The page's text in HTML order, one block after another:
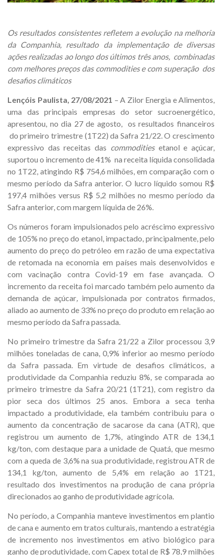
Os resultados consistentes refletem a evolução na melhoria
da Companhia, resultado da implementação de diversas
ações realizadas ao longo dos últimos três anos, combinadas
com melhores preços das commodities e com superação dos
desafios climáticos
Lençóis Paulista, 27/08/2021 – A Zilor Energia e Alimentos,
uma das principais empresas do setor sucroenergético,
apresentou, no dia 27 de agosto, os resultados financeiros
do primeiro trimestre (1T22) da Safra 21/22. O crescimento
expressivo das receitas das commoditiesetanol e açúcar,
suportou o incremento de 41% na receita líquida consolidada
no 1T22, atingindo R$ 754,6 milhões, em comparação com o
mesmo período da Safra anterior. O lucro líquido somou R$
197,4 milhões versus R$ 5,2 milhões no mesmo período da
Safra anterior, com margem líquida de 26%.
Os números foram impulsionados pelo acréscimo expressivo
de 105% no preço do etanol, impactado, principalmente, pelo
aumento do preço do petróleo em razão de uma expectativa
de retomada na economia em países mais desenvolvidos e
com vacinação contra Covid-19 em fase avançada. O
incremento da receita foi marcado também pelo aumento da
demanda de açúcar, impulsionada por contratos firmados,
aliado ao aumento de 33% no preço do produto em relação ao
mesmo período da Safra passada.
No primeiro trimestre da Safra 21/22 a Zilor processou 3,9
milhões toneladas de cana, 0,9% inferior ao mesmo período
da Safra passada. Em virtude de desafios climáticos, a
produtividade da Companhia reduziu 8%, se comparada ao
primeiro trimestre da Safra 20/21 (1T21), com registro da
pior seca dos últimos 25 anos. Embora a seca tenha
impactado a produtividade, ela também contribuiu para o
aumento da concentração de sacarose da cana (ATR), que
registrou um aumento de 1,7%, atingindo ATR de 134,1
kg/ton, com destaque para a unidade de Quatá, que mesmo
com a queda de 3,6% na sua produtividade, registrou ATR de
134,1 kg/ton, aumento de 5,4% em relação ao 1T21,
resultado dos investimentos na produção de cana própria
direcionados ao ganho de produtividade agrícola.
No período, a Companhia manteve investimentos em plantio
de cana e aumento em tratos culturais, mantendo a estratégia
de incremento nos investimentos em ativo biológico para
ganho de produtividade, com Capex total de R$ 78,9 milhões